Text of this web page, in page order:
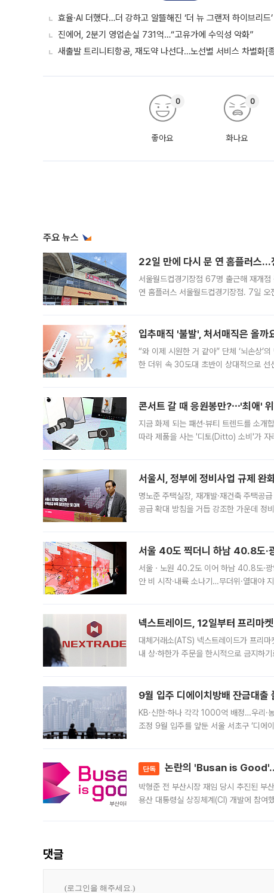
효율·AI 더했다…더 강하고 알뜰해진 ‘더 뉴 그랜저 하이브리
진에어, 2분기 영업손실 731억…“고유가에 수익성 악화”
새출발 트리니티항공, 재도약 나선다…노선별 서비스 차별화[
좋아요
0
화나요
0
주요 뉴스
22일 만에 다시 문 연 홈플러스…
서울월드컵경기장점 67명 출근해 재개
연 홈플러스 서울월드컵경기장점. 7일
입추매직 '불발', 처서매직은 올까
“와 이제 시원한 거 같아” 단체 ‘뇌손상’
한 더위 속 30도대 초반이 상대적으로 선
콘서트 갈 때 응원봉만?⋯'최애'
지금 화제 되는 패션·뷰티 트렌드를 소개
따라 제품을 사는 '디토(Ditto) 소비'가 자
서울시, 정부에 정비사업 규제
명노준 주택실장, 재개발·재건축 주택공
공급 확대 방침을 거듭 강조한 가운데 정
서울 40도 찍더니 하남 40.8도
서울ㆍ노원 40.2도 이어 하남 40.8도·
안 비 시작·내륙 소나기…무더위·열대야
넥스트레이드, 12일부터 프리마
대체거래소(ATS) 넥스트레이드가 프리
내 상·하한가 주문을 한시적으로 금지하
9월 입주 디에이치방배 잔금대
KB·신한·하나 각각 1000억 배정…우리·
조정 9월 입주를 앞둔 서울 서초구 ‘디에
단독 논란의 'Busan is
박형준 전 부산시장 재임 당시 추진된 부
용산 대통령실 상징체계(CI) 개발에 참여
댓글